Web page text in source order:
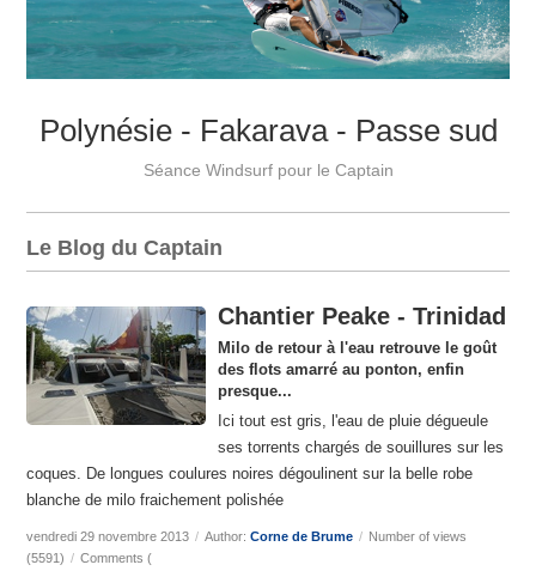
Plus
Polynésie - Fakarava - Passe sud
Séance Windsurf pour le Captain
Le Blog du Captain
Chantier Peake - Trinidad
Milo de retour à l'eau retrouve le goût
des flots amarré au ponton, enfin
presque...
Ici tout est gris, l'eau de pluie dégueule
ses torrents chargés de souillures sur les
coques. De longues coulures noires dégoulinent sur la belle robe
blanche de milo fraichement polishée
vendredi 29 novembre 2013 / Author:Corne de Brume / Number of views
(5591) / Comments (